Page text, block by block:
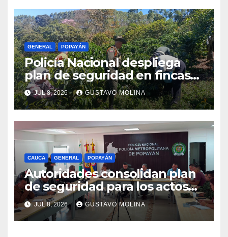
GENERAL POPAYÁN
Policía Nacional despliega
plan de seguridad en fincas
cafeteras para proteger a
productores de Popayán
JUL 8, 2026 GUSTAVO MOLINA
CAUCA GENERAL POPAYÁN
Autoridades consolidan plan
de seguridad para los actos
conmemorativos del 20 de
julio
JUL 8, 2026 GUSTAVO MOLINA